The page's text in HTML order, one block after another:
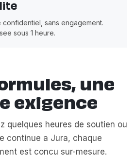
sans engagement.
sous 1 heure.
une
exigence
quelques heures de soutien ou
continue a Jura, chaque
est concu sur-mesure.